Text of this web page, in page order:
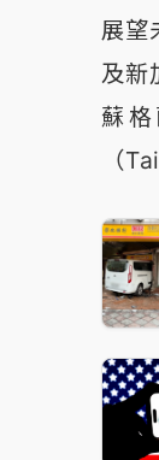
展望
及新
蘇
（